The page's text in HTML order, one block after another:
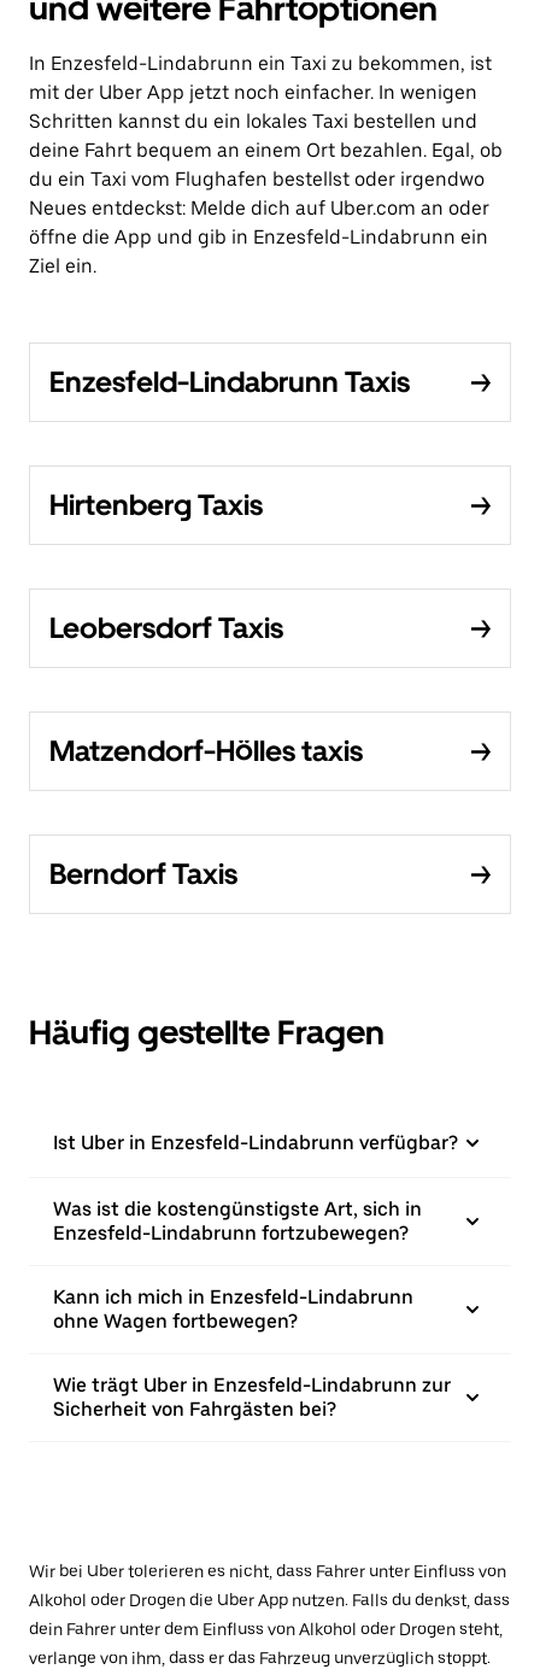
und weitere Fahrtoptionen
In Enzesfeld-Lindabrunn ein Taxi zu bekommen, ist
mit der Uber App jetzt noch einfacher. In wenigen
Schritten kannst du ein lokales Taxi bestellen und
deine Fahrt bequem an einem Ort bezahlen. Egal, ob
du ein Taxi vom Flughafen bestellst oder irgendwo
Neues entdeckst: Melde dich auf Uber.com an oder
öffne die App und gib in Enzesfeld-Lindabrunn ein
Ziel ein.
Enzesfeld-Lindabrunn Taxis
Hirtenberg Taxis
Leobersdorf Taxis
Matzendorf-Hölles taxis
Berndorf Taxis
Häufig gestellte Fragen
Ist Uber in Enzesfeld-Lindabrunn verfügbar?
Was ist die kostengünstigste Art, sich in
Enzesfeld-Lindabrunn fortzubewegen?
Kann ich mich in Enzesfeld-Lindabrunn
ohne Wagen fortbewegen?
Wie trägt Uber in Enzesfeld-Lindabrunn zur
Sicherheit von Fahrgästen bei?
Wir bei Uber tolerieren es nicht, dass Fahrer unter Einfluss von
Alkohol oder Drogen die Uber App nutzen. Falls du denkst, dass
dein Fahrer unter dem Einfluss von Alkohol oder Drogen steht,
verlange von ihm, dass er das Fahrzeug unverzüglich stoppt.